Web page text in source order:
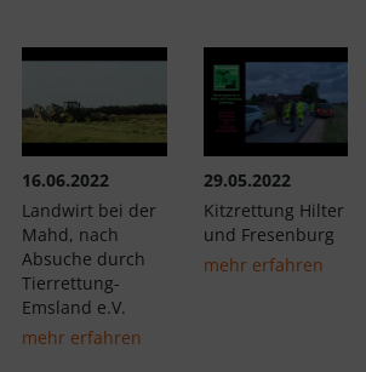
16.06.2022
Landwirt bei der
Mahd, nach
Absuche durch
Tierrettung-
Emsland e.V.
mehr erfahren
29.05.2022
Kitzrettung Hilter
und Fresenburg
mehr erfahren